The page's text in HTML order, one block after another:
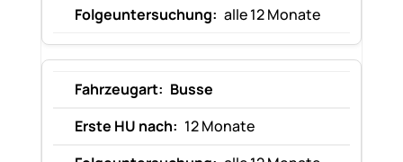
alle 12 Monate
Busse
12 Monate